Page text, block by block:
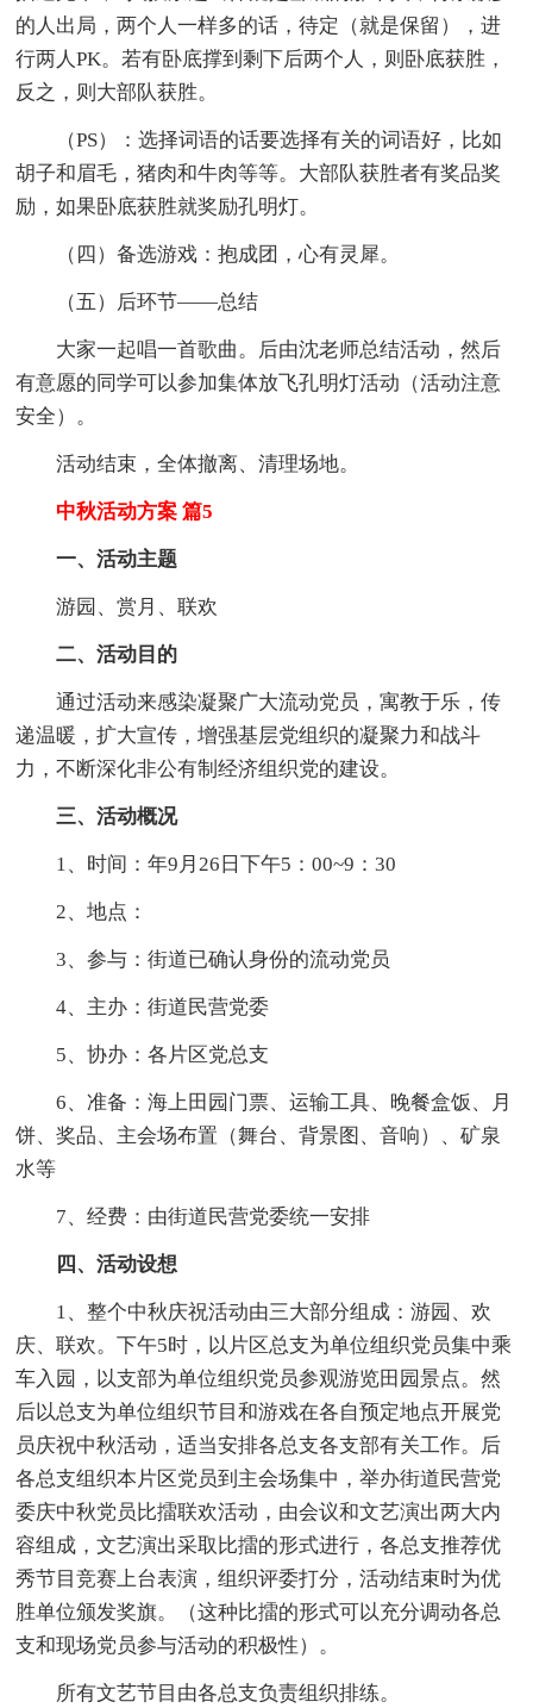
的人出局，两个人一样多的话，待定（就是保留），进
行两人PK。若有卧底撑到剩下后两个人，则卧底获胜，
反之，则大部队获胜。
（PS）：选择词语的话要选择有关的词语好，比如
胡子和眉毛，猪肉和牛肉等等。大部队获胜者有奖品奖
励，如果卧底获胜就奖励孔明灯。
（四）备选游戏：抱成团，心有灵犀。
（五）后环节——总结
大家一起唱一首歌曲。后由沈老师总结活动，然后
有意愿的同学可以参加集体放飞孔明灯活动（活动注意
安全）。
活动结束，全体撤离、清理场地。
中秋活动方案 篇5
一、活动主题
游园、赏月、联欢
二、活动目的
通过活动来感染凝聚广大流动党员，寓教于乐，传
递温暖，扩大宣传，增强基层党组织的凝聚力和战斗
力，不断深化非公有制经济组织党的建设。
三、活动概况
1、时间：年9月26日下午5：00~9：30
2、地点：
3、参与：街道已确认身份的流动党员
4、主办：街道民营党委
5、协办：各片区党总支
6、准备：海上田园门票、运输工具、晚餐盒饭、月
饼、奖品、主会场布置（舞台、背景图、音响）、矿泉
水等
7、经费：由街道民营党委统一安排
四、活动设想
1、整个中秋庆祝活动由三大部分组成：游园、欢
庆、联欢。下午5时，以片区总支为单位组织党员集中乘
车入园，以支部为单位组织党员参观游览田园景点。然
后以总支为单位组织节目和游戏在各自预定地点开展党
员庆祝中秋活动，适当安排各总支各支部有关工作。后
各总支组织本片区党员到主会场集中，举办街道民营党
委庆中秋党员比擂联欢活动，由会议和文艺演出两大内
容组成，文艺演出采取比擂的形式进行，各总支推荐优
秀节目竞赛上台表演，组织评委打分，活动结束时为优
胜单位颁发奖旗。（这种比擂的形式可以充分调动各总
支和现场党员参与活动的积极性）。
所有文艺节目由各总支负责组织排练。